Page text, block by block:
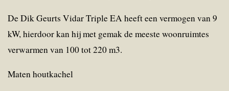
De Dik Geurts Vidar Triple EA heeft een vermogen van 9
kW, hierdoor kan hij met gemak de meeste woonruimtes
verwarmen van 100 tot 220 m3.
Maten houtkachel